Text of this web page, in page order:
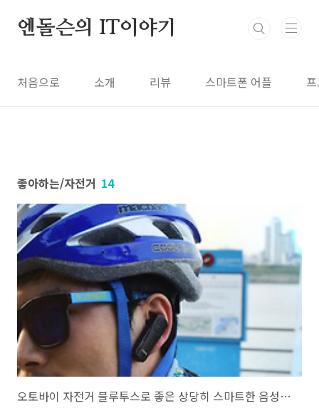
엔돌슨의 IT이야기
처음으로 소개 리뷰 스마트폰 어플
좋아하는/자전거 14
오토바이 자전거 블루투스로 좋은 상당히 스마트한 음성인식 블루투스 핸즈프리